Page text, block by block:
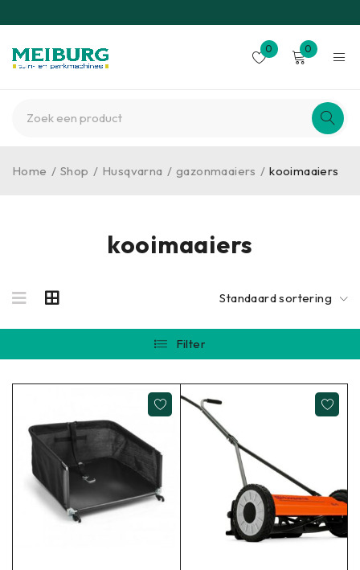
0 0
kooimaaiers
Home / Shop / Husqvarna / gazonmaaiers / kooimaaiers
Standaard sortering
Filter